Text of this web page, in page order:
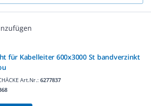
für Kabelleiter 600x3000 St bandverzinkt
Art.Nr.: 6277837